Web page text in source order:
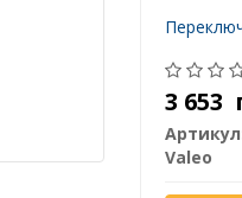
3 653
Valeo